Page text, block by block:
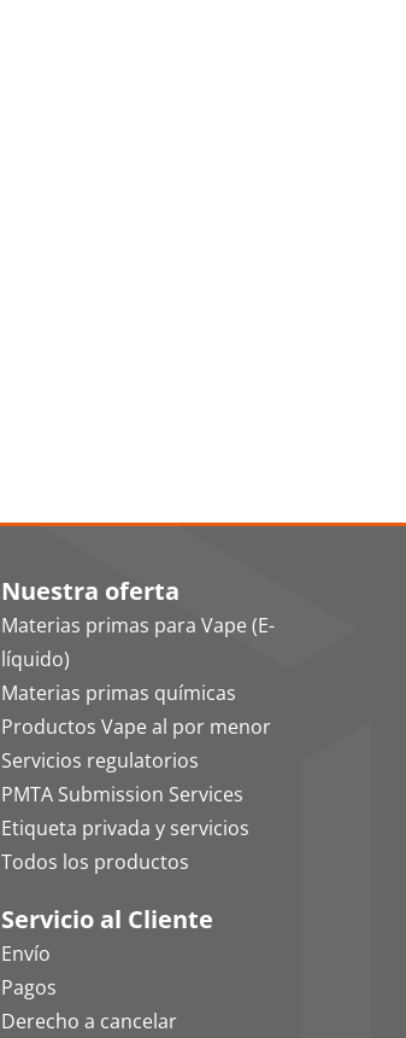
Nuestra oferta
Materias primas para Vape (E-
líquido)
Materias primas químicas
Productos Vape al por menor
Servicios regulatorios
PMTA Submission Services
Etiqueta privada y servicios
Todos los productos
Servicio al Cliente
Envío
Pagos
Derecho a cancelar